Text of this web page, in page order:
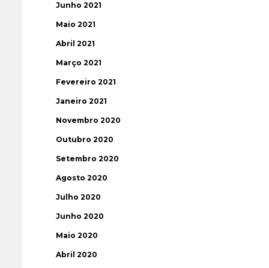
Junho 2021
Maio 2021
Abril 2021
Março 2021
Fevereiro 2021
Janeiro 2021
Novembro 2020
Outubro 2020
Setembro 2020
Agosto 2020
Julho 2020
Junho 2020
Maio 2020
Abril 2020